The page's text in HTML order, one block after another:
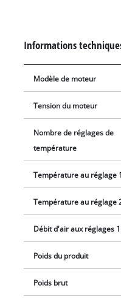
la buse de réduction,
vendus avec l’outil. La
utilisation stationnaire, et
en main ferme et sûre.
chargeur (disponibles
Informations
Modèle de moteur
Tension du moteur
Nombre de réglages de
température
Température au réglage 1
Température au réglage
Débit d'air aux réglages
Poids du produit
Poids brut